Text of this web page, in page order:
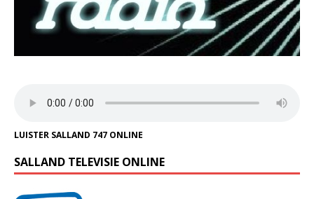
LUISTER SALLAND 747 ONLINE
SALLAND TELEVISIE ONLINE